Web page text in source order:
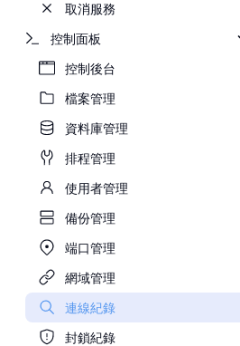
取消服務
控制面板
控制後台
檔案管理
資料庫管理
排程管理
使用者管理
備份管理
端口管理
網域管理
連線紀錄
封鎖紀錄